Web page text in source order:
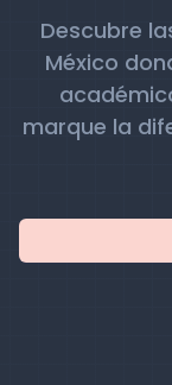
Descubre
México
marque la